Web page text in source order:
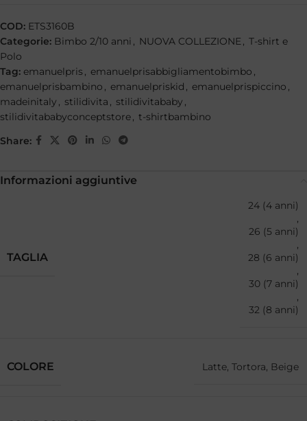
COD: ETS3160B
Categorie: Bimbo 2/10 anni , NUOVA COLLEZIONE, T-shirt e
Polo
Tag: emanuelpris , emanuelprisabbigliamentobimbo ,
emanuelprisbambino , emanuelpriskid , emanuelprispiccino ,
madeinitaly , stilidivita , stilidivitababy ,
stilidivitababyconceptstore, t-shirtbambino
Share:
Informazioni aggiuntive
TAGLIA
24 (4 anni)
,
26 (5 anni)
,
28 (6 anni)
,
30 (7 anni)
,
32 (8 anni)
COLORE Latte, Tortora, Beige